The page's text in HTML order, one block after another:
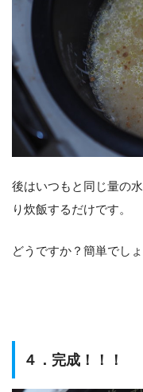
後はいつもと同じ量の
り炊飯するだけです。
どうですか？簡単でしょ
４．完成！！！